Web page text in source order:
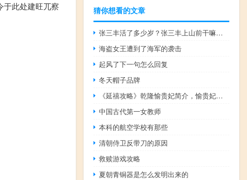
于此处建旺兀察
猜你想看的文章
张三丰活了多少岁？张三丰上山前干嘛的？
海盗女王遭到了海军的袭击
起风了下一句怎么回复
冬天帽子品牌
《延禧攻略》乾隆愉贵妃简介，愉贵妃生的阿哥是谁？
中国古代第一女教师
本科的航空学校有那些
清朝侍卫反带刀的原因
救赎游戏攻略
夏朝青铜器是怎么发明出来的